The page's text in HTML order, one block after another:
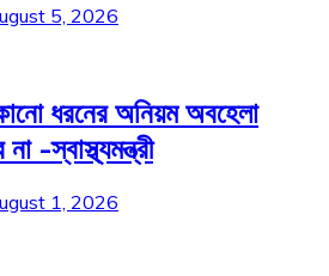
5, 2026
ধরনের অনিয়ম অবহেলা
-স্বাস্থ্যমন্ত্রী
1, 2026